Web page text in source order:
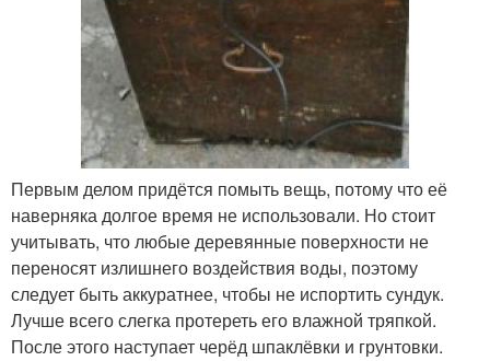
Первым делом придётся помыть вещь, потому что её
наверняка долгое время не использовали. Но стоит
учитывать, что любые деревянные поверхности не
переносят излишнего воздействия воды, поэтому
следует быть аккуратнее, чтобы не испортить сундук.
Лучше всего слегка протереть его влажной тряпкой.
После этого наступает черёд шпаклёвки и грунтовки.